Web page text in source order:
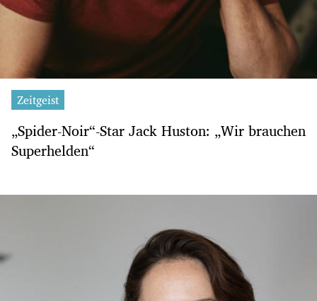
Zeitgeist
„Spider-Noir“-Star Jack Huston: „Wir brauchen
Superhelden“